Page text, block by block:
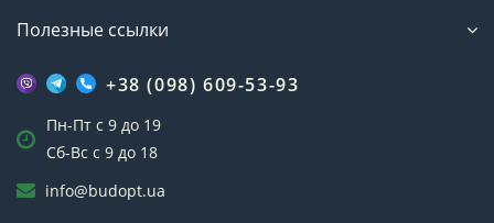
Полезные ссылки
+38 (098) 609-53-93
Пн-Пт с 9 до 19
Сб-Вс с 9 до 18
info@budopt.ua